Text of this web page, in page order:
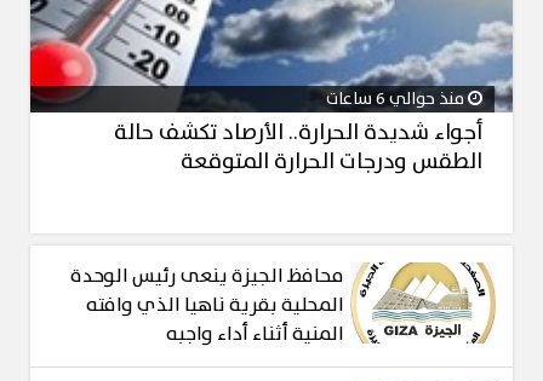
منذ حوالي 6 ساعات
أجواء شديدة الحرارة.. الأرصاد تكشف حالة
الطقس ودرجات الحرارة المتوقعة
محافظ الجيزة ينعى رئيس الوحدة
المحلية بقرية ناهيا الذي وافته
المنية أثناء أداء واجبه